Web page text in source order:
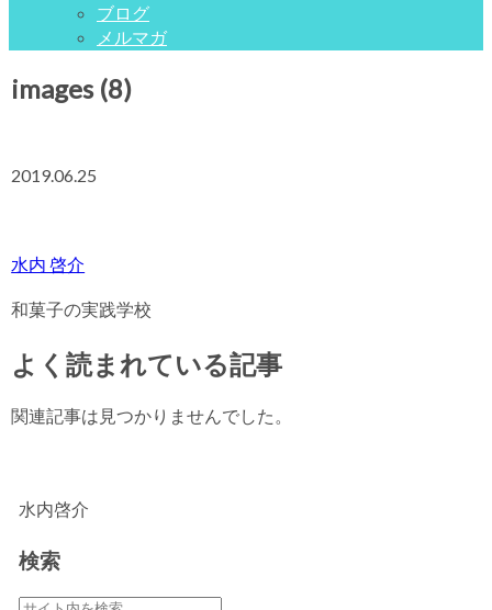
ブログ
メルマガ
images (8)
2019.06.25
水内 啓介
和菓子の実践学校
よく読まれている記事
関連記事は見つかりませんでした。
水内啓介
検索